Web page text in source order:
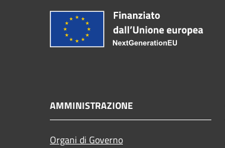
AMMINISTRAZIONE
Organi di Governo